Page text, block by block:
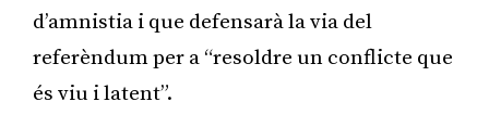
d’amnistia i que defensarà la via del
referèndum per a “resoldre un conflicte que
és viu i latent”.